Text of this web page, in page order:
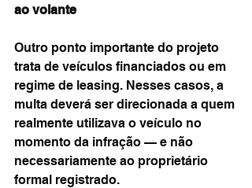
ao volante
Outro ponto importante do projeto
trata de veículos financiados ou em
regime de leasing. Nesses casos, a
multa deverá ser direcionada a quem
realmente utilizava o veículo no
momento da infração — e não
necessariamente ao proprietário
formal registrado.